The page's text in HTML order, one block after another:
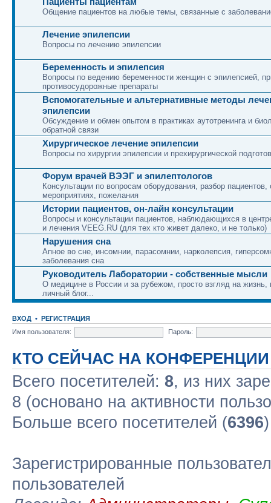
Общение пациентов на любые темы, связанные с
Лечение эпилепсии
Вопросы по лечению эпилепсии
Беременность и эпилепсия
Вопросы по ведению беременности женщин с эпилепсией,
противосудорожные препараты
Вспомогательные и альтернативные методы
эпилепсии
Обсуждение и обмен опытом в практиках аутотренинга и
обратной связи
Хирургическое лечение эпилепсии
Вопросы по хирургии эпилепсии и прехирургической
Форум врачей ВЭЭГ и эпилептологов
Консультации по вопросам оборудования, разбор пациентов,
мероприятиях, пожелания
Истории пациентов, он-лайн консультации
Вопросы и консультации пациентов, наблюдающихся в
и лечения VEEG.RU (для тех кто живет далеко, и не только)
Нарушения сна
Апное во сне, инсомнии, парасомнии, нарколепсия,
заболевания сна
Руководитель Лаборатории - собственные мысли
О медицине в России и за рубежом, просто взгляд на жизнь,
личный блог...
ВХОД • РЕГИСТРАЦИЯ
Имя пользователя:
Пароль:
КТО СЕЙЧАС НА КОНФЕРЕНЦИИ
Всего посетителей: 8, из них
8 (основано на активности
Больше всего посетителей (6396
Зарегистрированные
пользователей